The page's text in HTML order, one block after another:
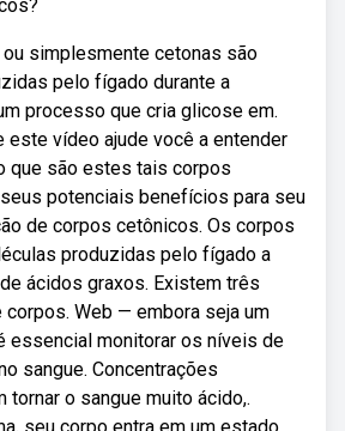
simplesmente cetonas são
pelo fígado durante a
processo que cria glicose em.
vídeo ajude você a entender
que são estes tais corpos
potenciais benefícios para seu
de corpos cetônicos. Os corpos
produzidas pelo fígado a
ácidos graxos. Existem três
Web — embora seja um
essencial monitorar os níveis de
sangue. Concentrações
o sangue muito ácido,.